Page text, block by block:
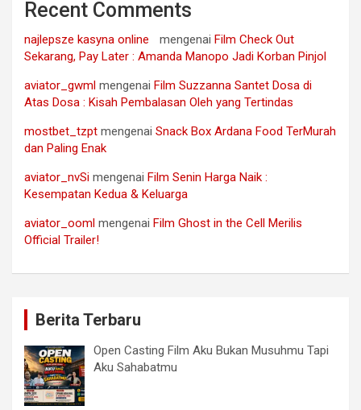
Recent Comments
najlepsze kasyna online mengenai Film Check Out
Sekarang, Pay Later : Amanda Manopo Jadi Korban Pinjol
aviator_gwml mengenai Film Suzzanna Santet Dosa di
Atas Dosa : Kisah Pembalasan Oleh yang Tertindas
mostbet_tzpt mengenai Snack Box Ardana Food TerMurah
dan Paling Enak
aviator_nvSi mengenai Film Senin Harga Naik :
Kesempatan Kedua & Keluarga
aviator_ooml mengenai Film Ghost in the Cell Merilis
Official Trailer!
Berita Terbaru
Open Casting Film Aku Bukan Musuhmu Tapi
Aku Sahabatmu